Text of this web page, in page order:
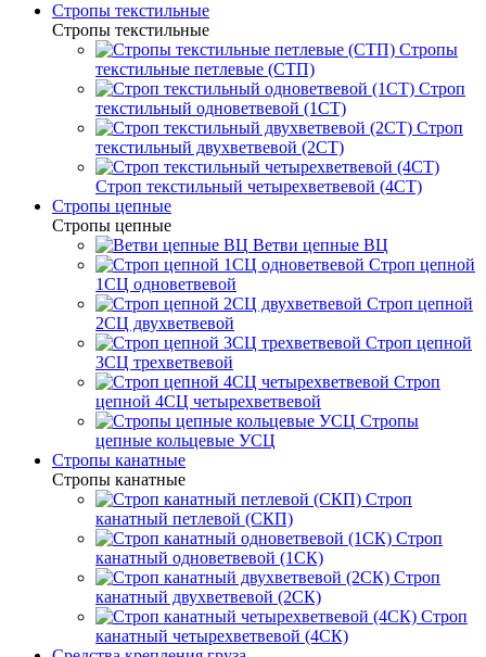
Стропы текстильные
Стропы текстильные
Стропы
текстильные петлевые (СТП)
Строп
текстильный одноветвевой (1СТ)
Строп
текстильный двухветвевой (2СТ)
Строп текстильный четырехветвевой (4СТ)
Стропы цепные
Стропы цепные
Ветви цепные ВЦ
Строп цепной
1СЦ одноветвевой
Строп цепной
2СЦ двухветвевой
Строп цепной
3СЦ трехветвевой
Строп
цепной 4СЦ четырехветвевой
Стропы
цепные кольцевые УСЦ
Стропы канатные
Стропы канатные
Строп
канатный петлевой (СКП)
Строп
канатный одноветвевой (1СК)
Строп
канатный двухветвевой (2СК)
Строп
канатный четырехветвевой (4СК)